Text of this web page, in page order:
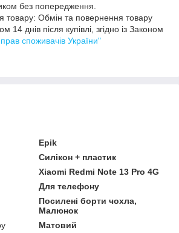
без попередження.
товару: Обмін та повернення товару
14 днів після купівлі, згідно із Законом
споживачів України"
Epik
Силікон + пластик
Xiaomi Redmi Note 13 Pro 4G
Для телефону
Посилені борти чохла,
Малюнок
Матовий